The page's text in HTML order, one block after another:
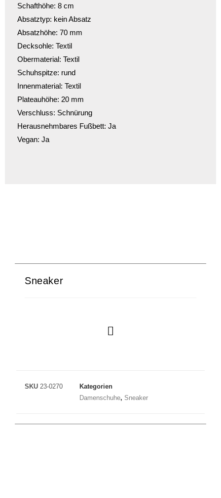
Schafthöhe: 8 cm
Absatztyp: kein Absatz
Absatzhöhe: 70 mm
Decksohle: Textil
Obermaterial: Textil
Schuhspitze: rund
Innenmaterial: Textil
Plateauhöhe: 20 mm
Verschluss: Schnürung
Herausnehmbares Fußbett: Ja
Vegan: Ja
Sneaker
SKU 23-0270
Kategorien
Damenschuhe, Sneaker